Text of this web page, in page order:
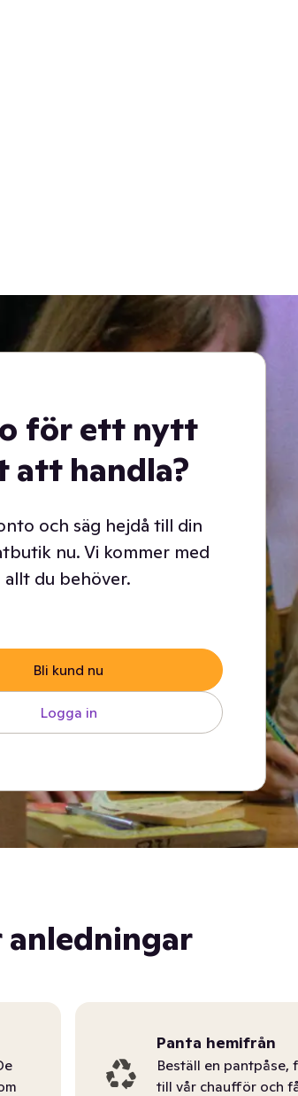
för ett nytt
att handla?
och säg hejdå till din
nu. Vi kommer med
allt du behöver.
Bli kund nu
Logga in
anledningar
Panta hemifrån
Beställ en pantpåse,
till vår chaufför och